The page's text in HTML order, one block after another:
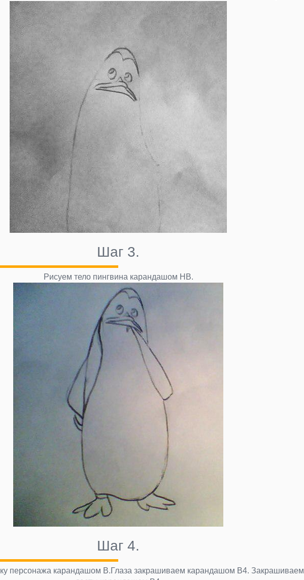
Шаг 3.
Рисуем тело пингвина карандашом НВ.
Шаг 4.
персонажа карандашом В.Глаза закрашиваем карандашом В4. Закрашиваем